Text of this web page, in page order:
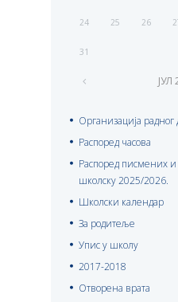
24 25 26
31
ЈУЛ
Организација радног
Распоред часова
Распоред писмених и
школску 2025/2026.
Школски календар
За родитеље
Упис у школу
2017-2018
Отворена врата